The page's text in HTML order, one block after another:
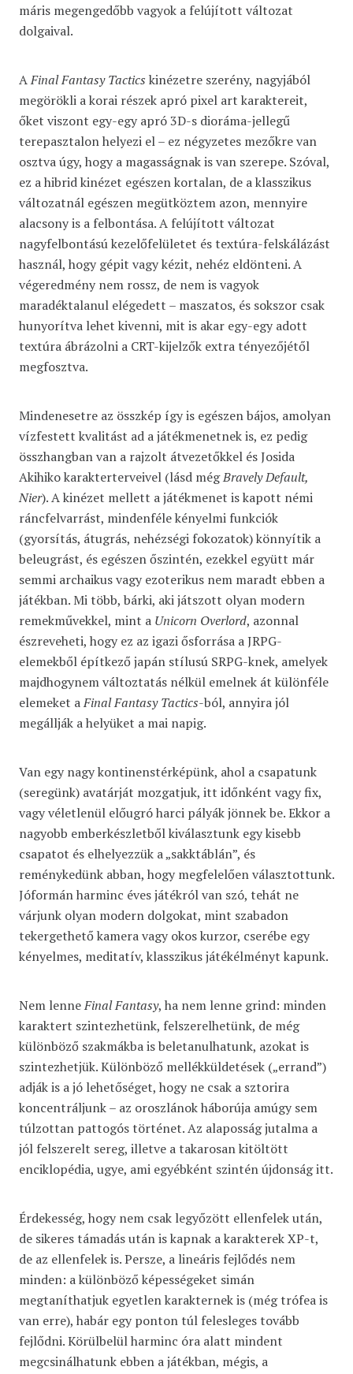
máris megengedőbb vagyok a felújított változat
dolgaival.
AFinal Fantasy Tactics kinézetre szerény, nagyjából
megörökli a korai részek apró pixel art karaktereit,
őket viszont egy-egy apró 3D-s dioráma-jellegű
terepasztalon helyezi el – ez négyzetes mezőkre van
osztva úgy, hogy a magasságnak is van szerepe. Szóval,
ez a hibrid kinézet egészen kortalan, de a klasszikus
változatnál egészen megütköztem azon, mennyire
alacsony is a felbontása. A felújított változat
nagyfelbontású kezelőfelületet és textúra-felskálázást
használ, hogy gépit vagy kézit, nehéz eldönteni. A
végeredmény nem rossz, de nem is vagyok
maradéktalanul elégedett – maszatos, és sokszor csak
hunyorítva lehet kivenni, mit is akar egy-egy adott
textúra ábrázolni a CRT-kijelzők extra tényezőjétől
megfosztva.
Mindenesetre az összkép így is egészen bájos, amolyan
vízfestett kvalitást ad a játékmenetnek is, ez pedig
összhangban van a rajzolt átvezetőkkel és Josida
Akihiko karakterterveivel (lásd mégBravely Default,
Nier). A kinézet mellett a játékmenet is kapott némi
ráncfelvarrást, mindenféle kényelmi funkciók
(gyorsítás, átugrás, nehézségi fokozatok) könnyítik a
beleugrást, és egészen őszintén, ezekkel együtt már
semmi archaikus vagy ezoterikus nem maradt ebben a
játékban. Mi több, bárki, aki játszott olyan modern
remekművekkel, mint a Unicorn Overlord, azonnal
észreveheti, hogy ez az igazi ősforrása a JRPG-
elemekből építkező japán stílusú SRPG-knek, amelyek
majdhogynem változtatás nélkül emelnek át különféle
elemeket aFinal Fantasy Tactics-ból, annyira jól
megállják a helyüket a mai napig.
Van egy nagy kontinenstérképünk, ahol a csapatunk
(seregünk) avatárját mozgatjuk, itt időnként vagy fix,
vagy véletlenül előugró harci pályák jönnek be. Ekkor a
nagyobb emberkészletből kiválasztunk egy kisebb
csapatot és elhelyezzük a „sakktáblán”, és
reménykedünk abban, hogy megfelelően választottunk.
Jóformán harminc éves játékról van szó, tehát ne
várjunk olyan modern dolgokat, mint szabadon
tekergethető kamera vagy okos kurzor, cserébe egy
kényelmes, meditatív, klasszikus játékélményt kapunk.
Nem lenneFinal Fantasy, ha nem lenne grind: minden
karaktert szintezhetünk, felszerelhetünk, de még
különböző szakmákba is beletanulhatunk, azokat is
szintezhetjük. Különböző mellékküldetések („errand”)
adják is a jó lehetőséget, hogy ne csak a sztorira
koncentráljunk – az oroszlánok háborúja amúgy sem
túlzottan pattogós történet. Az alaposság jutalma a
jól felszerelt sereg, illetve a takarosan kitöltött
enciklopédia, ugye, ami egyébként szintén újdonság itt.
Érdekesség, hogy nem csak legyőzött ellenfelek után,
de sikeres támadás után is kapnak a karakterek XP-t,
de az ellenfelek is. Persze, a lineáris fejlődés nem
minden: a különböző képességeket simán
megtaníthatjuk egyetlen karakternek is (még trófea is
van erre), habár egy ponton túl felesleges tovább
fejlődni. Körülbelül harminc óra alatt mindent
megcsinálhatunk ebben a játékban, mégis, a